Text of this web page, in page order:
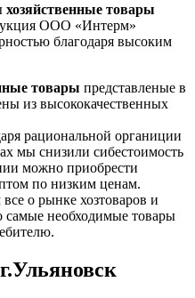
хозяйственные товары
ООО «Интерм»
благодаря высоким
товары представленые в
из высококачественных
рациональной органиции
мы снизили сибестоимость
можно приобрести
по низким ценам.
о рынке хозтоваров и
самые необходимые товары
Ульяновск